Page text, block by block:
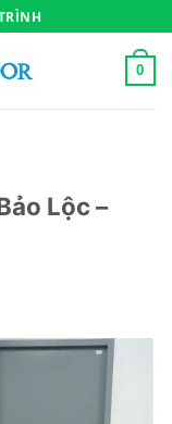
0
Lộc –